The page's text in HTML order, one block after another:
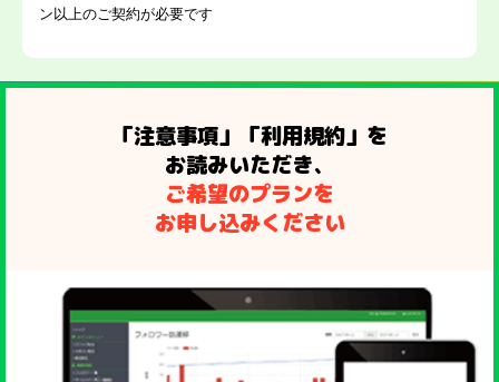
ン以上のご契約が必要です
「注意事項」「利用規約」を
お読みいただき、
ご希望のプランを
お申し込みください